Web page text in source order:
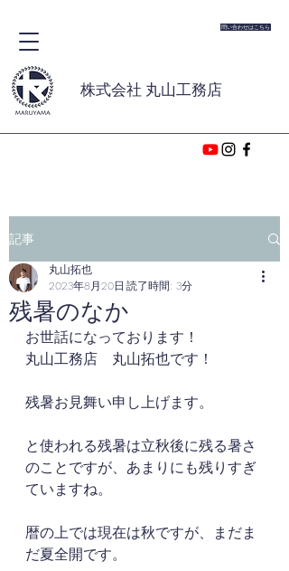
問い合わせはこちら
株式会社 丸山工務店
記事
残暑のなか
丸山拓也
2023年8月20日 読了時間: 3分
お世話になっております！
丸山工務店　丸山拓也です！
残暑お見舞い申し上げます。
と使われる残暑は立秋後に残る暑さ
のことですが、あまりにも残りすぎ
ていますね。
暦の上では現在は秋ですが、まだま
だ夏全開です。